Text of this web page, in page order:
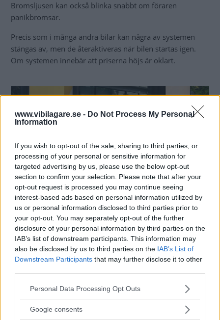
www.vibilagare.se - Do Not Process My Personal
Information
If you wish to opt-out of the sale, sharing to third parties, or
processing of your personal or sensitive information for
targeted advertising by us, please use the below opt-out
section to confirm your selection. Please note that after your
opt-out request is processed you may continue seeing
interest-based ads based on personal information utilized by
us or personal information disclosed to third parties prior to
your opt-out. You may separately opt-out of the further
disclosure of your personal information by third parties on the
IAB’s list of downstream participants. This information may
also be disclosed by us to third parties on the IAB’s List of
Downstream Participants that may further disclose it to other
Please note that this website/app uses one or more Google
not limited to your visit or usage behaviour. You may click to
Personal Data Processing Opt Outs
Google consents
Bromsljusen kan också blinka snabbt om föraren
panikbromsar.
Precis som i många andra bilar kan några av systemen
stängas av, men de återaktiveras när bilen startas igen.
Om systemen innebär att priserna höjs är oklart.
Dacia Spring har särskilda klister-ark som kan sättas på stötfångarna för att
repor och mindre parkeringsskador ska döljas.
Dacia passar också på att uppdatera budgetelbilen
Spring som säljs i Europa. Bilen har fortfarande en
Däremot görs designen om med ny front och nytt bakparti
för att bättre passa in i Dacias modellprogram. Även